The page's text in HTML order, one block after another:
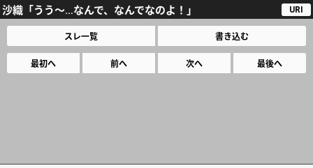
沙織「うう～…なんで、なんでなのよ！」 URI
スレ一覧 書き込む
最初へ 前へ 次へ 最後へ